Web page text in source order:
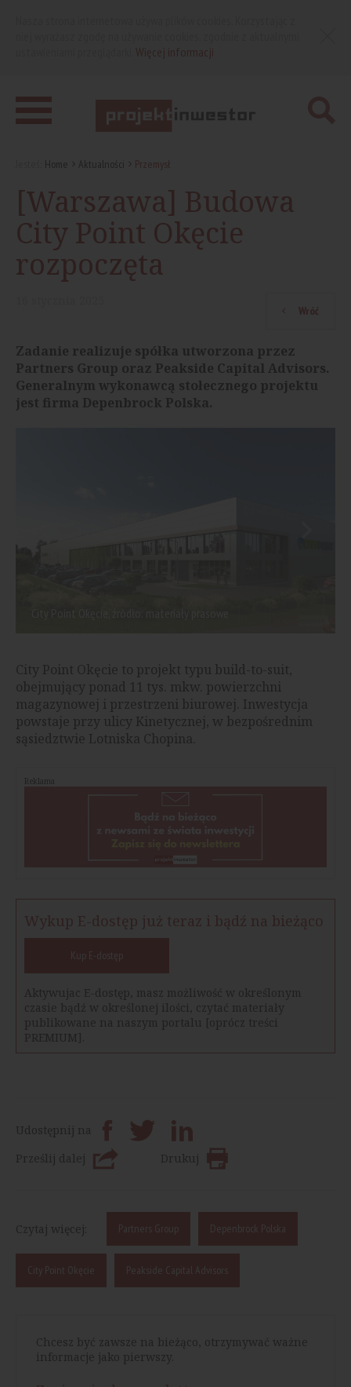
Home Aktualności Przemysł
[Warszawa] Budowa
City Point Okęcie
rozpoczęta
Wróć
Zadanie realizuje spółka utworzona przez
Partners Group oraz Peakside Capital Advisors.
Generalnym wykonawcą stołecznego projektu
jest firma Depenbrock Polska.
City Point Okęcie to projekt typu build-to-suit,
obejmujący ponad 11 tys. mkw. powierzchni
magazynowej i przestrzeni biurowej. Inwestycja
powstaje przy ulicy Kinetycznej, w bezpośrednim
sąsiedztwie Lotniska Chopina.
Reklama
Wykup E-dostęp już teraz i bądź na bieżąco
Kup E-dostęp
Aktywujac E-dostęp, masz możliwość w określonym
czasie bądź w określonej ilości, czytać materiały
publikowane na naszym portalu [oprócz treści
PREMIUM].
Udostępnij na
Prześlij dalej
Drukuj
Czytaj więcej: Partners Group Depenbrock Polska
City Point Okęcie Peakside Capital Advisors
Chcesz być zawsze na bieżąco, otrzymywać ważne
informacje jako pierwszy.